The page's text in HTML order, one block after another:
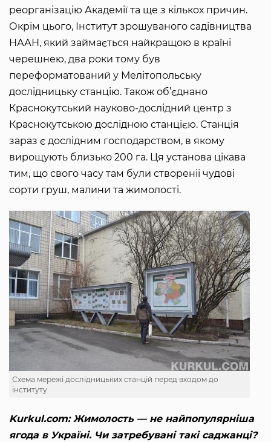
реорганізацію Академії та ще з кількох причин.
Окрім цього, Інститут зрошуваного садівництва
НААН, який займається найкращою в країні
черешнею, два роки тому був
переформатований у Мелітопольську
дослідницьку станцію. Також об’єднано
Краснокутський науково-дослідний центр з
Краснокутською дослідною станцією. Станція
зараз є дослідним господарством, в якому
вирощують близько 200 га. Ця установа цікава
тим, що свого часу там були створеніі чудові
сорти груш, малини та жимолості.
Схема мережі дослідницьких станцій перед входом до
інституту
Kurkul.com: Жимолость — не найпопулярніша
ягода в Україні. Чи затребувані такі саджанці?